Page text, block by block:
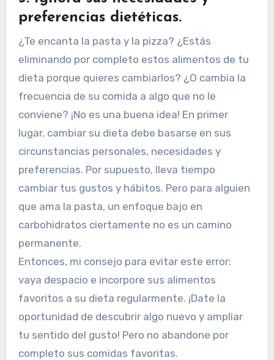
preferencias dietéticas.
¿Te encanta la pasta y la pizza? ¿Estás
eliminando por completo estos alimentos de tu
dieta porque quieres cambiarlos? ¿O cambia la
frecuencia de su comida a algo que no le
conviene? ¡No es una buena idea! En primer
lugar, cambiar su dieta debe basarse en sus
circunstancias personales, necesidades y
preferencias. Por supuesto, lleva tiempo
cambiar tus gustos y hábitos. Pero para alguien
que ama la pasta, un enfoque bajo en
carbohidratos ciertamente no es un camino
permanente.
Entonces, mi consejo para evitar este error:
vaya despacio e incorpore sus alimentos
favoritos a su dieta regularmente. ¡Date la
oportunidad de descubrir algo nuevo y ampliar
tu sentido del gusto! Pero no abandone por
completo sus comidas favoritas.